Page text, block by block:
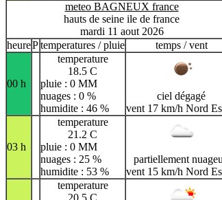
meteo BAGNEUX france
hauts de seine ile de france
mardi 11 aout 2026
heurePtemperatures / pluie temps / vent
00 h
temperature
18.5 C
pluie : 0 MM
nuages : 0 %
humidite : 46 %
ciel dégagé
vent 17 km/h Nord
03 h
temperature
21.2 C
pluie : 0 MM
nuages : 25 %
humidite : 53 %
partiellement
vent 15 km/h Nord
temperature
20.5 C